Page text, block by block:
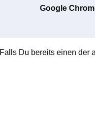
Google
Falls Du bereits einen der